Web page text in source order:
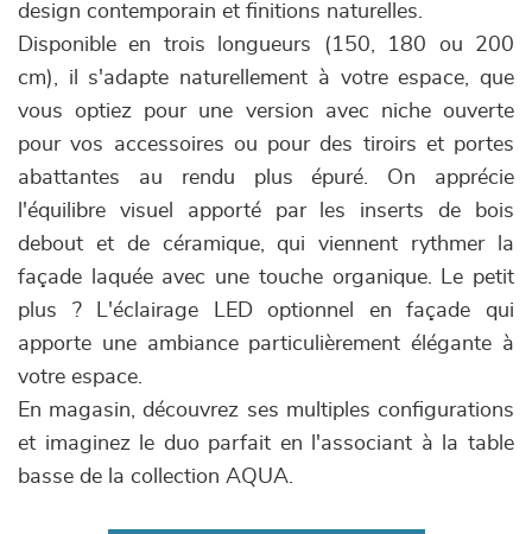
design contemporain et finitions naturelles.
Disponible en trois longueurs (150, 180 ou 200
cm), il s'adapte naturellement à votre espace, que
vous optiez pour une version avec niche ouverte
pour vos accessoires ou pour des tiroirs et portes
abattantes au rendu plus épuré. On apprécie
l'équilibre visuel apporté par les inserts de bois
debout et de céramique, qui viennent rythmer la
façade laquée avec une touche organique. Le petit
plus ? L'éclairage LED optionnel en façade qui
apporte une ambiance particulièrement élégante à
votre espace.
En magasin, découvrez ses multiples configurations
et imaginez le duo parfait en l'associant à la table
basse de la collection AQUA.